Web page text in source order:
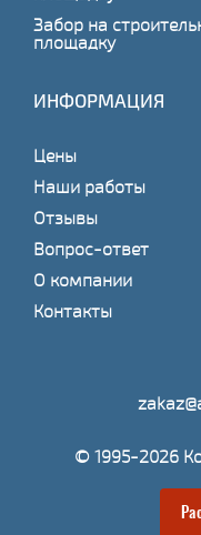
Забор на
площадку
ИНФОРМАЦИЯ
Цены
Наши работы
Отзывы
Вопрос-ответ
О компании
Контакты
© 1995-2026